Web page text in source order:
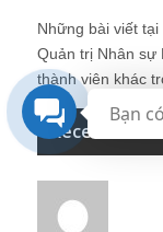
Những bài viết
Quản trị Nhân sự
thành viên khác
Recent
Bạn